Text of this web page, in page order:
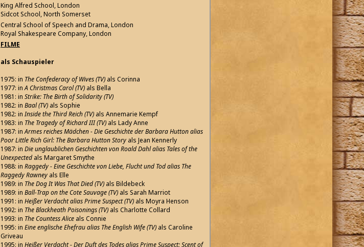
King Alfred School, London
Sidcot School, North Somerset
Central School of Speech and Drama, London
Royal Shakespeare Company, London
FILME
als Schauspieler
1975: in The Confederacy of Wives (TV) als Corinna
1977: inA Christmas Carol (TV) als Bella
1981: in Strike: The Birth of Solidarity (TV)
1982: in Baal (TV) als Sophie
1982: inInside the Third Reich (TV) als Annemarie Kempf
1983: in The Tragedy of Richard III (TV) als Lady Anne
1987: inArmes reiches Mädchen - Die Geschichte der Barbara Hutton alias
Poor Little Rich Girl: The Barbara Hutton Story als Jean Kennerly
1987: in Die unglaublichen Geschichten von Roald Dahl alias Tales of the
Unexpected als Margaret Smythe
1988: in Raggedy - Eine Geschichte von Liebe, Flucht und Tod alias The
Raggedy Rawney als Elle
1989: in The Dog It Was That Died (TV) als Bildebeck
1989: in Ball-Trap on the Cote Sauvage (TV) als Sarah Marriot
1991: in Heißer Verdacht alias Prime Suspect (TV) als Moyra Henson
1992: in The Blackheath Poisonings (TV) als Charlotte Collard
1993: in The Countess Alice als Connie
1995: in Eine englische Ehefrau alias The English Wife (TV) als Caroline
Griveau
1995: in Heißer Verdacht - Der Duft des Todes alias Prime Suspect: Scent of